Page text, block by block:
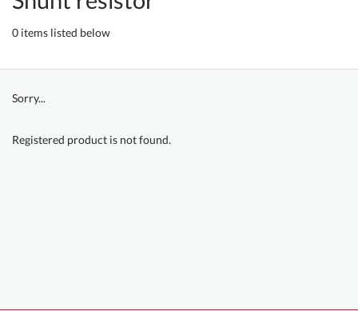
0 items listed below
Sorry...
Registered product is not found.